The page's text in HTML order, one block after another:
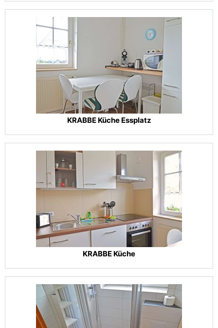
KRABBE Küche Essplatz
KRABBE Küche